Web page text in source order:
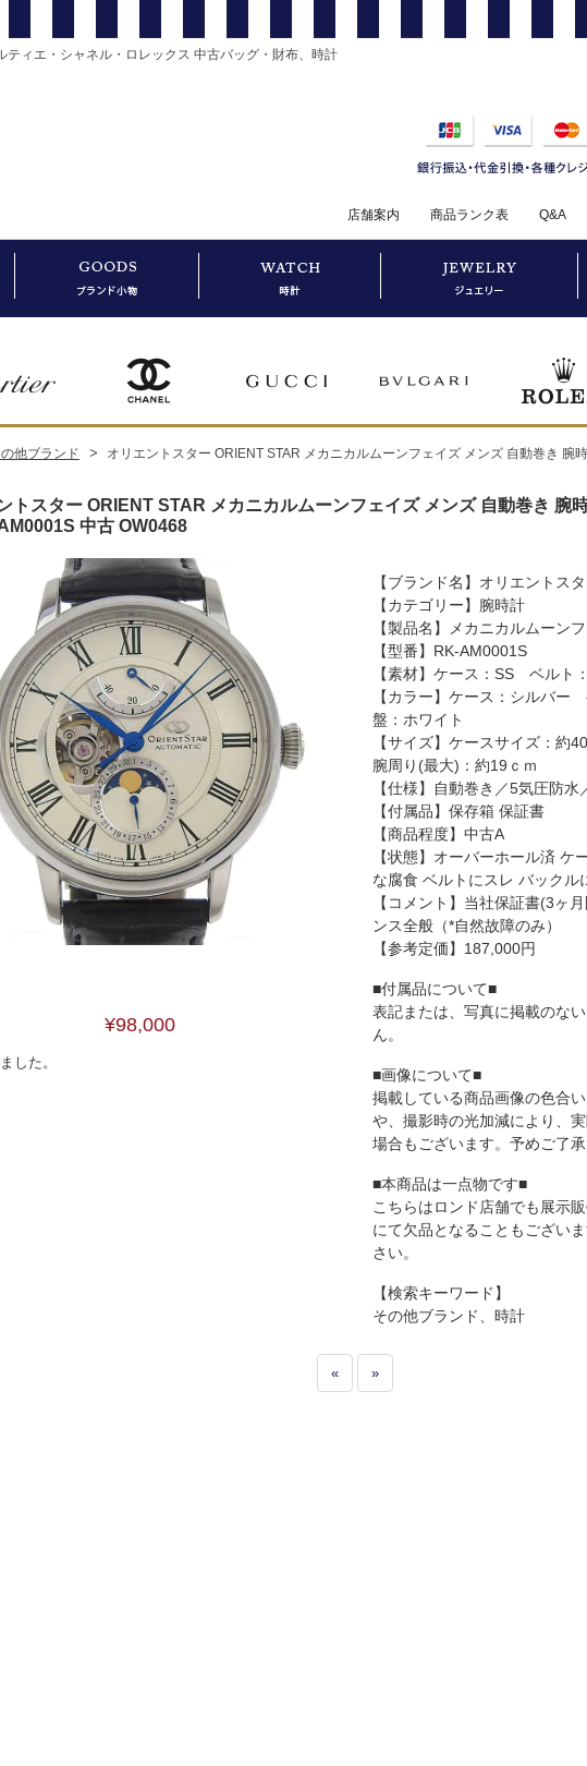
ィエ・シャネル・ロレックス 中古バッグ・財布、時計
店舗案内 商品ランク表 Q&A
他ブランド >
オリエントスター ORIENT STAR メカニカルムーンフェイズ メンズ 自動巻き 腕
トスター ORIENT STAR メカニカルムーンフェイズ メンズ 自動巻き 腕
中古 OW0468
¥98,000
した。
【ブランド名】オリエントス
【カテゴリー】腕時計
【製品名】メカニカルムーン
【型番】RK-AM0001S
【素材】ケース：SS ベルト
【カラー】ケース：シルバ
盤：ホワイト
【サイズ】ケースサイズ：約
腕周り(最大)：約19ｃｍ
【仕様】自動巻き／5気圧防水
【付属品】保存箱 保証書
【商品程度】中古A
【状態】オーバーホール済 ケ
な腐食 ベルトにスレ バックル
【コメント】当社保証書(3ヶ
ンス全般（*自然故障のみ）
【参考定価】187,000円
■付属品について■
表記または、写真に掲載のな
ん。
■画像について■
掲載している商品画像の色合
や、撮影時の光加減により、
場合もございます。予めご了承
■本商品は一点物です■
こちらはロンド店舗でも展示
にて欠品となることもござい
さい。
【検索キーワード】
その他ブランド、時計
« »